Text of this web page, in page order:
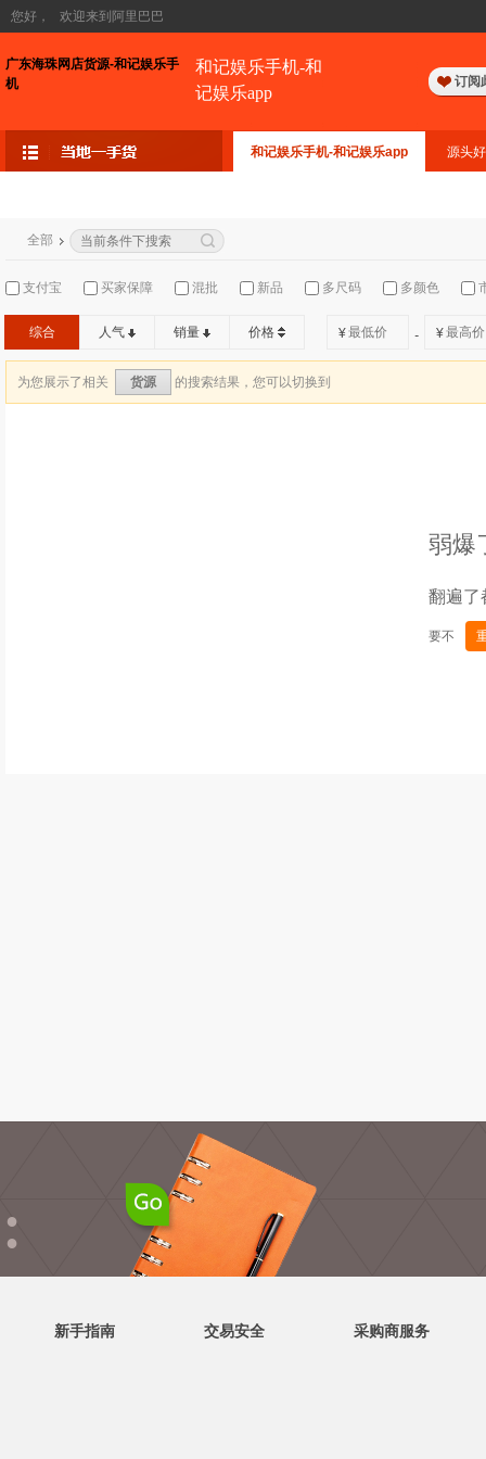
您好， 欢迎来到阿里巴巴
广东海珠网店货源-和记娱乐手
机
和记娱乐手机-和
记娱乐app
订阅
和记娱乐手机-和记娱乐app 源头
全部
支付宝 买家保障 混批 新品 多尺码 多颜色
综合 人气 销量 价格 ¥ - ¥
为您展示了相关 货源 的搜索结果，您可以切换到
弱爆
翻遍了
要不
●
●
新手指南 交易安全 采购商服务